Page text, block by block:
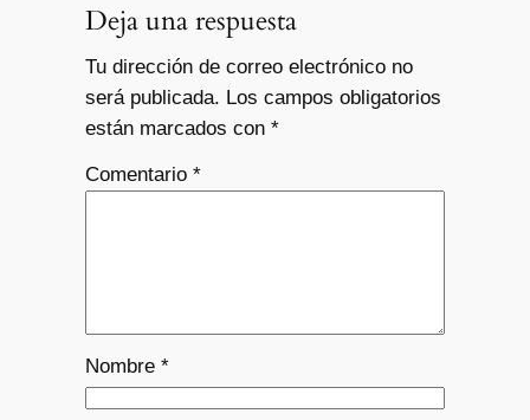
Deja una respuesta
Tu dirección de correo electrónico no
será publicada. Los campos obligatorios
están marcados con *
Comentario *
Nombre *